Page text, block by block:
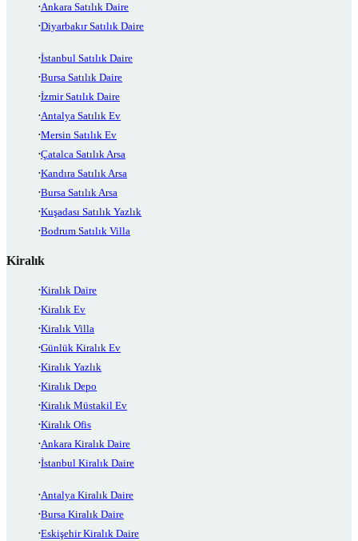
Ankara Satılık Daire
Diyarbakır Satılık Daire
İstanbul Satılık Daire
Bursa Satılık Daire
İzmir Satılık Daire
Antalya Satılık Ev
Mersin Satılık Ev
Çatalca Satılık Arsa
Kandıra Satılık Arsa
Bursa Satılık Arsa
Kuşadası Satılık Yazlık
Bodrum Satılık Villa
Kiralık
Kiralık Daire
Kiralık Ev
Kiralık Villa
Günlük Kiralık Ev
Kiralık Yazlık
Kiralık Depo
Kiralık Müstakil Ev
Kiralık Ofis
Ankara Kiralık Daire
İstanbul Kiralık Daire
Antalya Kiralık Daire
Bursa Kiralık Daire
Eskişehir Kiralık Daire